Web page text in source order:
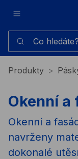
Co hledáte?
Produkty
Okenní a
Okenní a
navrženy
dokonalé